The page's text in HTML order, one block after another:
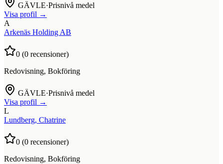
GÄVLE·Prisnivå medel
Visa profil →
A
Arkenäs Holding AB
0 (0 recensioner)
Redovisning, Bokföring
GÄVLE·Prisnivå medel
Visa profil →
L
Lundberg, Chatrine
0 (0 recensioner)
Redovisning, Bokföring